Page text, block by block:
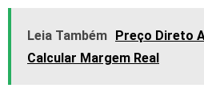
Leia Também Preço Direto
Calcular Margem Real